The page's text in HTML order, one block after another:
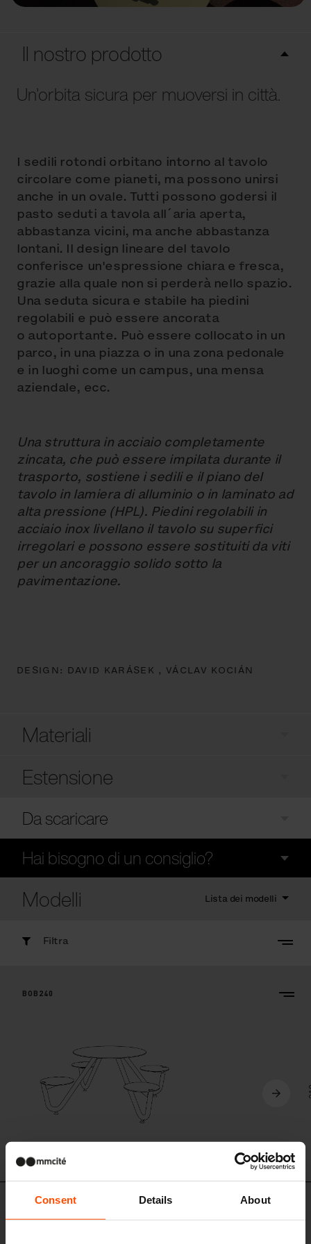
Consent Details About
Il nostro prodotto
Un'orbita sicura per muoversi in città.
I sedili rotondi orbitano intorno al tavolo
circolare come pianeti, ma possono unirsi
anche in un ovale. Tutti possono godersi il
pasto seduti a tavola all´aria aperta,
abbastanza vicini, ma anche abbastanza
lontani. Il design lineare del tavolo
conferisce un'espressione chiara e fresca,
grazie alla quale non si perderà nello spazio.
Una seduta sicura e stabile ha piedini
regolabili e può essere ancorata
o autoportante. Può essere collocato in un
parco, in una piazza o in una zona pedonale
e in luoghi come un campus, una mensa
aziendale, ecc.
Una struttura in acciaio completamente
zincata, che può essere impilata durante il
trasporto, sostiene i sedili e il piano del
tavolo in lamiera di alluminio o in laminato ad
alta pressione (HPL). Piedini regolabili in
acciaio inox livellano il tavolo su superfici
irregolari e possono essere sostituiti da viti
per un ancoraggio solido sotto la
pavimentazione.
DESIGN: DAVID KARÁSEK , VÁCLAV KOCIÁN
Materiali
Estensione
Da scaricare
Hai bisogno di un consiglio?
Modelli Lista dei modelli
Filtra
BOB240